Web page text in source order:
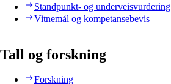
Standpunkt- og underveisvurdering
Vitnemål og kompetansebevis
Tall og forskning
Forskning